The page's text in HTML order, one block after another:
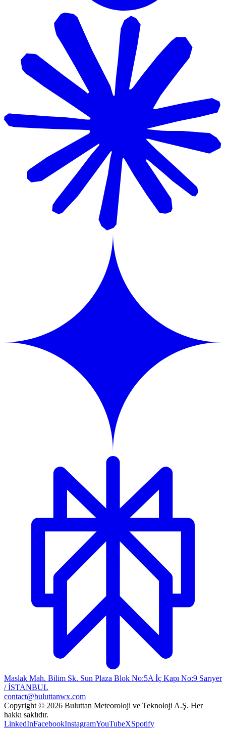
Maslak Mah. Bilim Sk. Sun Plaza Blok No:5A İç Kapı No:9 Sarıyer
/ İSTANBUL
contact@buluttanwx.com
Copyright © 2026 Buluttan Meteoroloji ve Teknoloji A.Ş. Her
hakkı saklıdır.
LinkedInFacebookInstagramYouTubeXSpotify